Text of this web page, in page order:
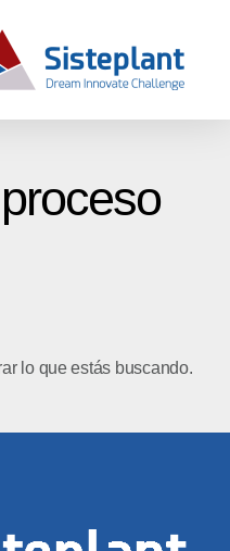
lo que estás buscando.